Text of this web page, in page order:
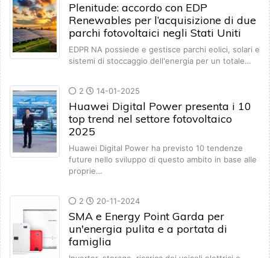
Plenitude: accordo con EDP
Renewables per l’acquisizione di due
parchi fotovoltaici negli Stati Uniti
EDPR NA possiede e gestisce parchi eolici, solari e
sistemi di stoccaggio dell'energia per un totale…
2 14-01-2025
Huawei Digital Power presenta i 10
top trend nel settore fotovoltaico
2025
Huawei Digital Power ha previsto 10 tendenze
future nello sviluppo di questo ambito in base alle
proprie…
2 20-11-2024
SMA e Energy Point Garda per
un'energia pulita e a portata di
famiglia